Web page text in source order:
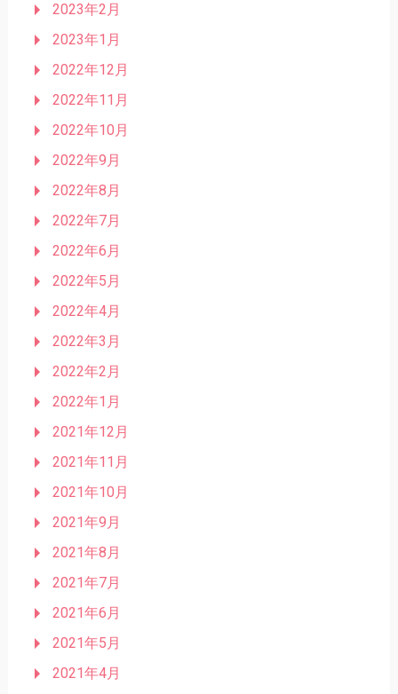
2023年2月
2023年1月
2022年12月
2022年11月
2022年10月
2022年9月
2022年8月
2022年7月
2022年6月
2022年5月
2022年4月
2022年3月
2022年2月
2022年1月
2021年12月
2021年11月
2021年10月
2021年9月
2021年8月
2021年7月
2021年6月
2021年5月
2021年4月